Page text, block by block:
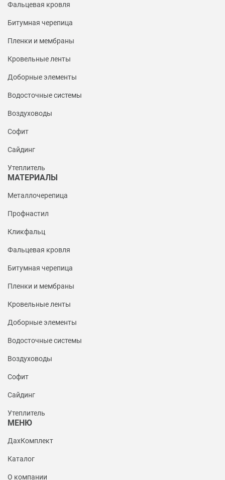
Фальцевая кровля
Битумная черепица
Пленки и мембраны
Кровельные ленты
Доборные элементы
Водосточные системы
Воздуховоды
Софит
Сайдинг
Утеплитель
МАТЕРИАЛЫ
Металлочерепица
Профнастил
Кликфальц
Фальцевая кровля
Битумная черепица
Пленки и мембраны
Кровельные ленты
Доборные элементы
Водосточные системы
Воздуховоды
Софит
Сайдинг
Утеплитель
МЕНЮ
ДахКомплект
Каталог
О компании